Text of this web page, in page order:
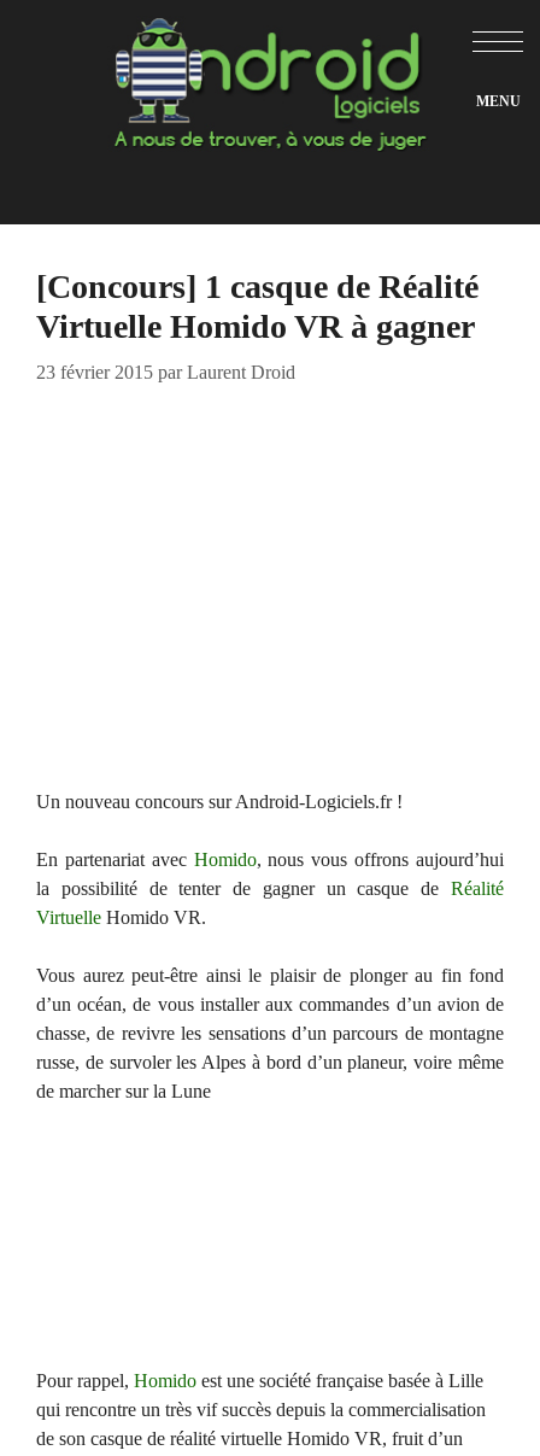
[Concours] 1 casque de Réalité
Virtuelle Homido VR à gagner
23 février 2015 parLaurent Droid
Un nouveau concours sur Android-Logiciels.fr !
En partenariat avec Homido, nous vous offrons aujourd’hui
la possibilité de tenter de gagner un casque de Réalité
Virtuelle Homido VR.
Vous aurez peut-être ainsi le plaisir de plonger au fin fond
d’un océan, de vous installer aux commandes d’un avion de
chasse, de revivre les sensations d’un parcours de montagne
russe, de survoler les Alpes à bord d’un planeur, voire même
de marcher sur la Lune
Pour rappel, Homido est une société française basée à Lille
qui rencontre un très vif succès depuis la commercialisation
de son casque de réalité virtuelle Homido VR, fruit d’un